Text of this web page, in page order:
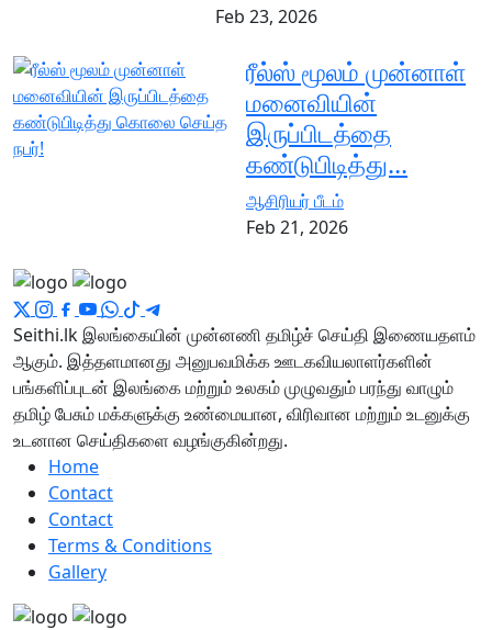
Feb 23, 2026
ரீல்ஸ் மூலம் முன்னாள்
மனைவியின்
இருப்பிடத்தை
கண்டுபிடித்து...
ஆசிரியர் பீடம்
Feb 21, 2026
Seithi.lk இலங்கையின் முன்னணி தமிழ்ச் செய்தி இணையதளம்
ஆகும். இத்தளமானது அனுபவமிக்க ஊடகவியலாளர்களின்
பங்களிப்புடன் இலங்கை மற்றும் உலகம் முழுவதும் பரந்து வாழும்
தமிழ் பேசும் மக்களுக்கு உண்மையான, விரிவான மற்றும் உடனுக்கு
உடனான செய்திகளை வழங்குகின்றது.
Home
Contact
Contact
Terms & Conditions
Gallery